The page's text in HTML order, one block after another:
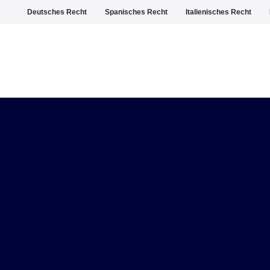
Deutsches Recht Spanisches Recht Italienisches Recht